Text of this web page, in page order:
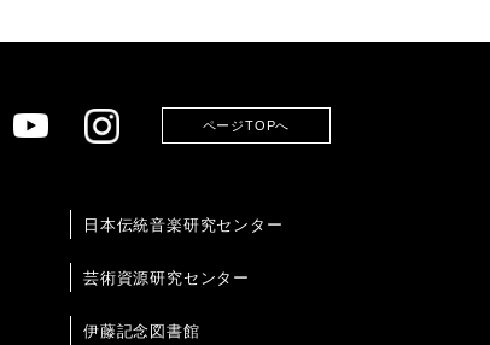
ページTOPへ
日本伝統音楽研究センター
芸術資源研究センター
伊藤記念図書館